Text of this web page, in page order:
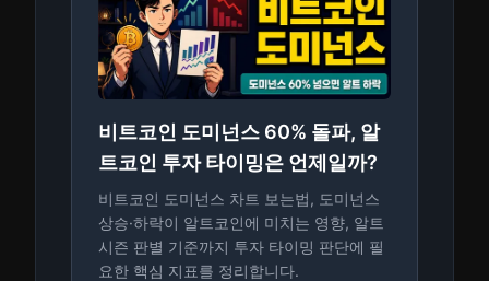
비트코인 도미넌스 60% 돌파, 알
트코인 투자 타이밍은 언제일까?
비트코인 도미넌스 차트 보는법, 도미넌스
상승·하락이 알트코인에 미치는 영향, 알트
시즌 판별 기준까지 투자 타이밍 판단에 필
요한 핵심 지표를 정리합니다.